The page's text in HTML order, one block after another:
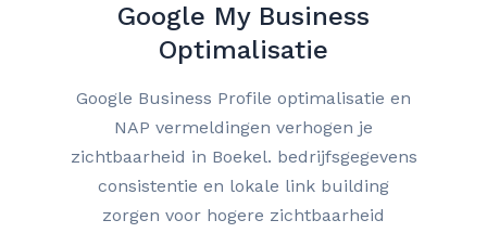
Google My Business
Optimalisatie
Google Business Profile optimalisatie en
NAP vermeldingen verhogen je
zichtbaarheid in Boekel. bedrijfsgegevens
consistentie en lokale link building
zorgen voor hogere zichtbaarheid